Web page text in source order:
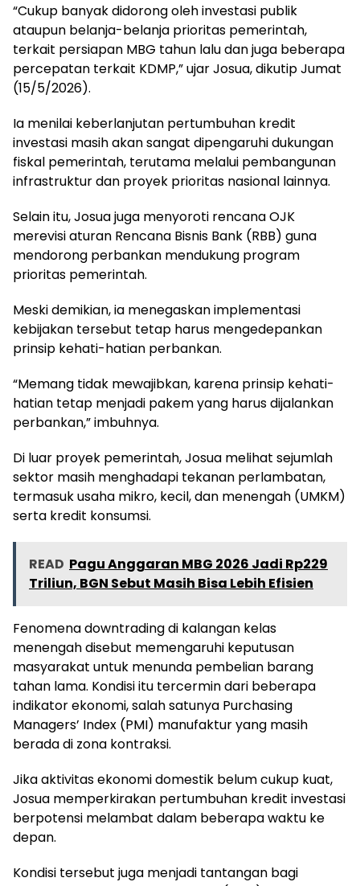
“Cukup banyak didorong oleh investasi publik
ataupun belanja-belanja prioritas pemerintah,
terkait persiapan MBG tahun lalu dan juga beberapa
percepatan terkait KDMP,” ujar Josua, dikutip Jumat
(15/5/2026).
Ia menilai keberlanjutan pertumbuhan kredit
investasi masih akan sangat dipengaruhi dukungan
fiskal pemerintah, terutama melalui pembangunan
infrastruktur dan proyek prioritas nasional lainnya.
Selain itu, Josua juga menyoroti rencana OJK
merevisi aturan Rencana Bisnis Bank (RBB) guna
mendorong perbankan mendukung program
prioritas pemerintah.
Meski demikian, ia menegaskan implementasi
kebijakan tersebut tetap harus mengedepankan
prinsip kehati-hatian perbankan.
“Memang tidak mewajibkan, karena prinsip kehati-
hatian tetap menjadi pakem yang harus dijalankan
perbankan,” imbuhnya.
Di luar proyek pemerintah, Josua melihat sejumlah
sektor masih menghadapi tekanan perlambatan,
termasuk usaha mikro, kecil, dan menengah (UMKM)
serta kredit konsumsi.
READ Pagu Anggaran MBG 2026 Jadi Rp229
Triliun, BGN Sebut Masih Bisa Lebih Efisien
Fenomena downtrading di kalangan kelas
menengah disebut memengaruhi keputusan
masyarakat untuk menunda pembelian barang
tahan lama. Kondisi itu tercermin dari beberapa
indikator ekonomi, salah satunya Purchasing
Managers’ Index (PMI) manufaktur yang masih
berada di zona kontraksi.
Jika aktivitas ekonomi domestik belum cukup kuat,
Josua memperkirakan pertumbuhan kredit investasi
berpotensi melambat dalam beberapa waktu ke
depan.
Kondisi tersebut juga menjadi tantangan bagi